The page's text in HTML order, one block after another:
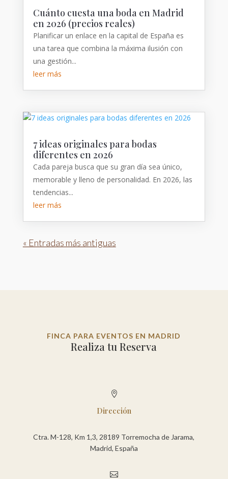
Cuánto cuesta una boda en Madrid
en 2026 (precios reales)
Planificar un enlace en la capital de España es
una tarea que combina la máxima ilusión con
una gestión...
leer más
7 ideas originales para bodas
diferentes en 2026
Cada pareja busca que su gran día sea único,
memorable y lleno de personalidad. En 2026, las
tendencias...
leer más
« Entradas más antiguas
FINCA PARA EVENTOS EN MADRID
Realiza tu Reserva

Dirección
Ctra. M-128, Km 1,3, 28189 Torremocha de Jarama,
Madrid, España
